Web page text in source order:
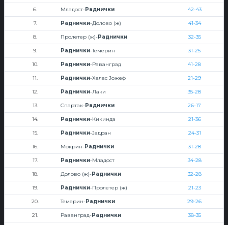
6. Младост-Раднички 42-43
7. Раднички-Долово (ж) 41-34
8. Пролетер (ж)-Раднички 32-35
9. Раднички-Темерин 31-25
10. Раднички-Раванград 41-28
11. Раднички-Халас Јожеф 21-29
12. Раднички-Лаки 35-28
13. Спартак-Раднички 26-17
14. Раднички-Кикинда 21-36
15. Раднички-Јадран 24-31
16. Мокрин-Раднички 31-28
17. Раднички-Младост 34-28
18. Долово (ж)-Раднички 32-28
19. Раднички-Пролетер (ж) 21-23
20. Темерин-Раднички 29-26
21. Раванград-Раднички 38-35